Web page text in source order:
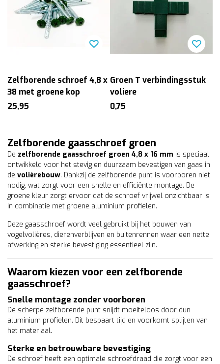
Zelfborende schroef 4,8 x
38 met groene kop
25,95
Groen T verbindingsstuk
voliere
0,75
Zelfborende gaasschroef groen
De zelfborende gaasschroef groen 4,8 x 16 mm is speciaal
ontwikkeld voor het stevig en duurzaam bevestigen van gaas in
de volièrebouw. Dankzij de zelfborende punt is voorboren niet
nodig, wat zorgt voor een snelle en efficiënte montage. De
groene kleur zorgt ervoor dat de schroef vrijwel onzichtbaar is
in combinatie met groene aluminium profielen.
Deze gaasschroef wordt veel gebruikt bij het bouwen van
vogelvolières, dierenverblijven en buitenrennen waar een nette
afwerking en sterke bevestiging essentieel zijn.
Waarom kiezen voor een zelfborende
gaasschroef?
Snelle montage zonder voorboren
De scherpe zelfborende punt snijdt moeiteloos door dun
aluminium profielen. Dit bespaart tijd en voorkomt splijten van
het materiaal.
Sterke en betrouwbare bevestiging
De schroef heeft een optimale schroefdraad die zorgt voor een